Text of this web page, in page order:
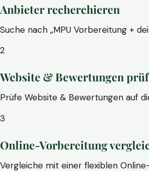
Anbieter recherchieren
Suche nach „MPU Vorbereitung +
2
Website & Bewertungen
Prüfe Website & Bewertungen auf
3
Online-Vorbereitung
Vergleiche mit einer flexiblen